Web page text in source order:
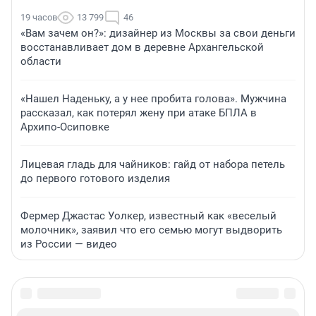
19 часов 13 799 46
«Вам зачем он?»: дизайнер из Москвы за свои деньги
восстанавливает дом в деревне Архангельской
области
«Нашел Наденьку, а у нее пробита голова». Мужчина
рассказал, как потерял жену при атаке БПЛА в
Архипо-Осиповке
Лицевая гладь для чайников: гайд от набора петель
до первого готового изделия
Фермер Джастас Уолкер, известный как «веселый
молочник», заявил что его семью могут выдворить
из России — видео